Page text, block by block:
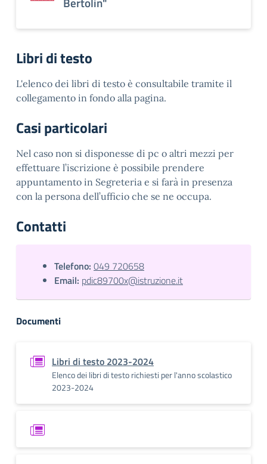
Libri di testo
L'elenco dei libri di testo è consultabile tramite il
collegamento in fondo alla pagina.
Casi particolari
Nel caso non si disponesse di pc o altri mezzi per
effettuare l’iscrizione è possibile prendere
appuntamento in Segreteria e si farà in presenza
con la persona dell’ufficio che se ne occupa.
Contatti
Telefono: 049 720658
Email: pdic89700x@istruzione.it
Documenti
Libri di testo 2023-2024
Elenco dei libri di testo richiesti per l'anno scolastico
2023-2024